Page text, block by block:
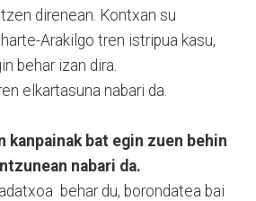
direnean. Kontxan su
Arakilgo tren istripua kasu,
behar izan dira.
elkartasuna nabari da.
kanpainak bat egin zuen behin
nabari da.
behar du, borondatea bai